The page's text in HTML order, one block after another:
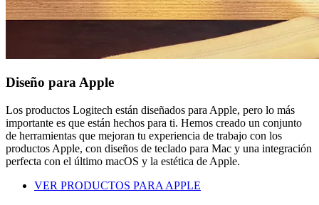
Diseño para Apple
Los productos Logitech están diseñados para Apple, pero lo más
importante es que están hechos para ti. Hemos creado un conjunto
de herramientas que mejoran tu experiencia de trabajo con los
productos Apple, con diseños de teclado para Mac y una integración
perfecta con el último macOS y la estética de Apple.
VER PRODUCTOS PARA APPLE